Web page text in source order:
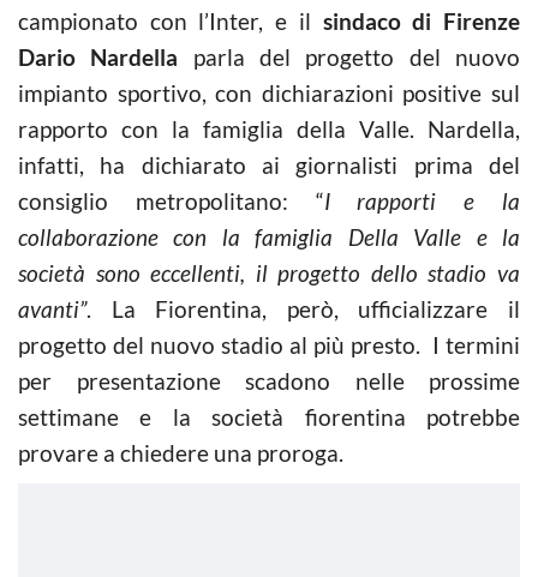
campionato con l’Inter, e il sindaco di Firenze
Dario Nardella parla del progetto del nuovo
impianto sportivo, con dichiarazioni positive sul
rapporto con la famiglia della Valle. Nardella,
infatti, ha dichiarato ai giornalisti prima del
consiglio metropolitano: “I rapporti e la
collaborazione con la famiglia Della Valle e la
società sono eccellenti, il progetto dello stadio va
avanti”. La Fiorentina, però, ufficializzare il
progetto del nuovo stadio al più presto. I termini
per presentazione scadono nelle prossime
settimane e la società fiorentina potrebbe
provare a chiedere una proroga.